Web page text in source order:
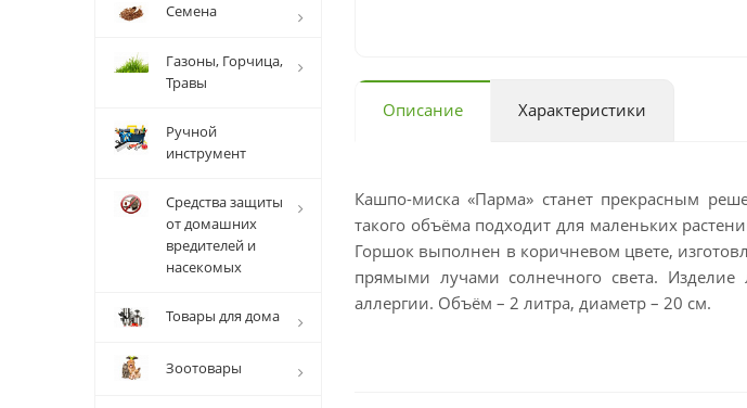
Описание Характеристики
Кашпо-миска «Парма» станет прекрасным
такого объёма подходит для маленьких
Горшок выполнен в коричневом цвете,
прямыми лучами солнечного света.
аллергии. Объём – 2 литра, диаметр – 20 см.
Семена
Газоны, Горчица,
Травы
Ручной
инструмент
Средства защиты
от домашних
вредителей и
насекомых
Товары для дома
Зоотовары